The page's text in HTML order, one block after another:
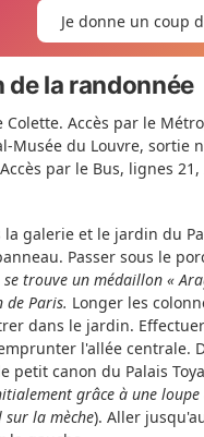
Je donne un coup
la randonnée
Colette. Accès par le
Musée du Louvre, sortie
par le Bus, lignes 21,
galerie et le jardin du
Passer sous le
trouve un médaillon «
Paris. Longer les
dans le jardin.
l'allée centrale.
petit canon du Palais
grâce à une
sur la mèche). Aller